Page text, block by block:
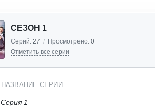
СЕЗОН 1
Серий: 27 / Просмотрено: 0
Отметить все серии
НАЗВАНИЕ СЕРИИ
Серия 1